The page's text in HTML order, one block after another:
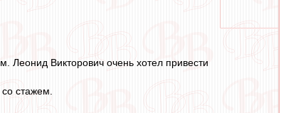
Леонид Викторович очень хотел привести
стажем.